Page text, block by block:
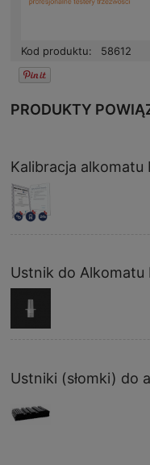
Kod produktu: 58612
PRODUKTY
Kalibracja
Ustnik do Alkomatu
Ustniki (słomki) do